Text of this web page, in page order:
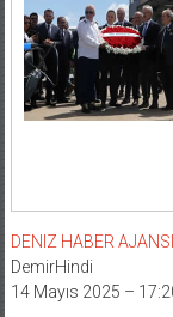
DENIZ HABER
DemirHindi
14 Mayıs 2025 –